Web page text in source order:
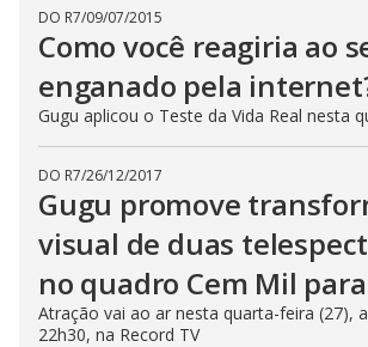
DO R7/09/07/2015
Como você reagiria ao
enganado pela
Gugu aplicou o Teste da Vida Real nesta
DO R7/26/12/2017
Gugu promove
visual de duas
no quadro Cem Mil
Atração vai ao ar nesta quarta-feira (27),
22h30, na Record TV